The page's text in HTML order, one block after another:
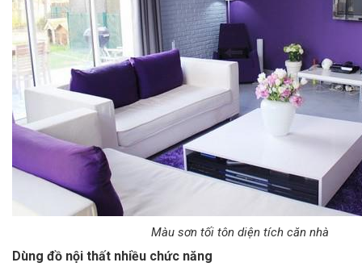
Màu sơn tối tôn diện tích căn nhà
Dùng đồ nội thất nhiều chức năng